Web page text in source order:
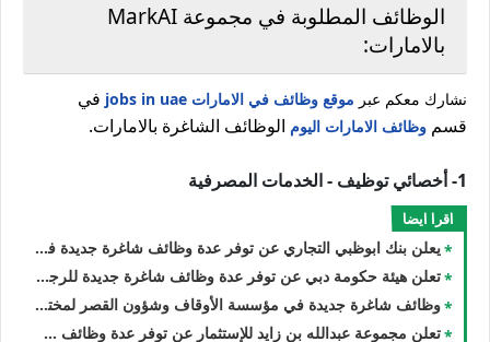
الوظائف المطلوبة في مجموعة MarkAI
بالامارات:
نشارك معكم عبر موقع وظائف في الامارات jobs in uae
في
قسم وظائف الامارات اليوم الوظائف الشاغرة بالامارات.
1- أخصائي توظيف - الخدمات المصرفية
اقرا ايضا
يعلن بنك ابوظبي التجاري عن توفر عدة وظائف شاغرة جديدة في مختلف التخصصات للجنسيين براتب 10,000دهم في دبي وأبوظبي والعين
تعلن هيئة حكومة دبي عن توفر عدة وظائف شاغرة جديدة للرجال والنساء في الامارات
وظائف شاغرة جديدة في مؤسسة الأوقاف وشؤون القصر لمختلف التخصصات للجنسيين بدبي في الامارات
تعلن مجموعة عبدالله بن زايد للإستثمار عن توفر عدة وظائف شاغرة جديدة في مختلف التخصصات للجنسيين في بدبي